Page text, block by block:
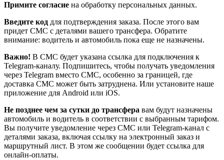
Примите согласие на обработку персональных данных.
Введите код для подтверждения заказа. После этого вам
придет СМС с деталями вашего трансфера. Обратите
внимание: водитель и автомобиль пока еще не назначены.
Важно! В СМС будет указана ссылка для подключения к
Telegram-каналу. Подпишитесь, чтобы получать уведомления
через Telegram вместо СМС, особенно за границей, где
доставка СМС может быть затруднена. Или установите наше
приложение для Android или iOS.
Не позднее чем за сутки до трансфера вам будут назначены
автомобиль и водитель в соответствии с выбранным тарифом.
Вы получите уведомление через СМС или Telegram-канал с
деталями заказа, включая ссылку на электронный заказ и
маршрутный лист. В этом же сообщении будет ссылка для
онлайн-оплаты.